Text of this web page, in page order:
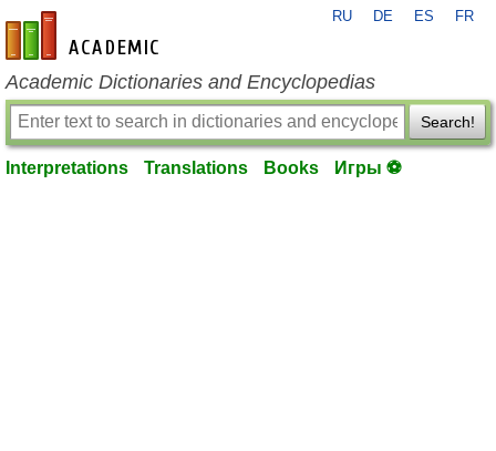
en-academic.com
RU DE ES FR
Academic Dictionaries and Encyclopedias
Search!
Interpretations Translations Books Игры ⚽